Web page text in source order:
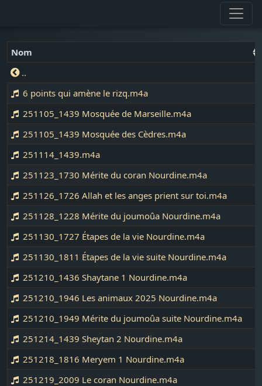
Nom
..
6 points qui amène le rizq.m4a
251105_1439 Mosquée de Marseille.m4a
251105_1439 Mosquée des Cèdres.m4a
251114_1439.m4a
251123_1730 Mérite du coran Nourdine.m4a
251126_1726 Allah et les anges prient sur toi.m4a
251128_1228 Mérite du joumoûa Nourdine.m4a
251130_1727 Étapes de la vie Nourdine.m4a
251130_1811 Étapes de la vie suite Nourdine.m4a
251210_1436 Shaytane 1 Nourdine.m4a
251210_1946 Les animaux 2025 Nourdine.m4a
251210_1949 Mérite du joumoûa suite Nourdine.m4a
251214_1439 Sheytan 2 Nourdine.m4a
251218_1816 Meryem 1 Nourdine.m4a
251219_2009 Le coran Nourdine.m4a